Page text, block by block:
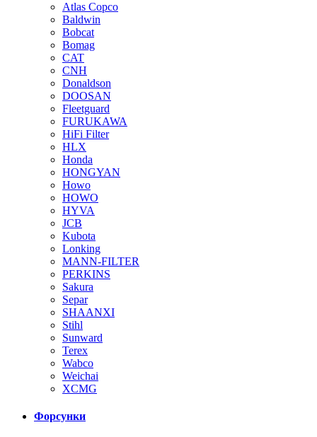
Atlas Copco
Baldwin
Bobcat
Bomag
CAT
CNH
Donaldson
DOOSAN
Fleetguard
FURUKAWA
HiFi Filter
HLX
Honda
HONGYAN
Howo
HOWO
HYVA
JCB
Kubota
Lonking
MANN-FILTER
PERKINS
Sakura
Separ
SHAANXI
Stihl
Sunward
Terex
Wabco
Weichai
XCMG
Форсунки